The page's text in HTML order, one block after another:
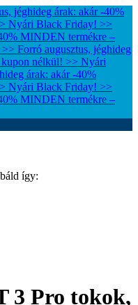
jéghideg árak: akár -40%
Nyári Black Friday! >>
MINDEN termékre –
Forró augusztus, jéghideg
nélkül! >> Nyári
árak: akár -40%
Nyári Black Friday! >>
MINDEN termékre –
így:
3 Pro tokok,